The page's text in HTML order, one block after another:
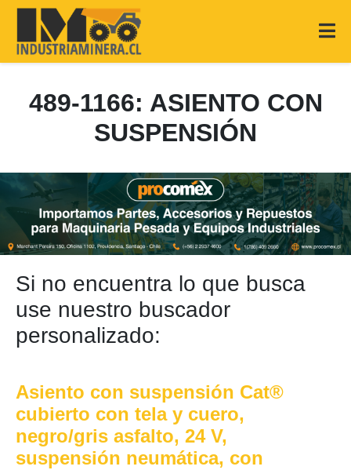
489-1166: ASIENTO CON
SUSPENSIÓN
Si no encuentra lo que busca
use nuestro buscador
personalizado:
Asiento con suspensión Cat®
cubierto con tela y cuero,
negro/gris asfalto, 24 V,
suspensión neumática, con